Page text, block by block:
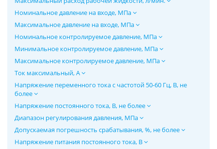
Номинальное давление на входе, МПа
Максимальное давление на входе, МПа
Номинальное контролируемое давление, МПа
Минимальное контролируемое давление, МПа
Максимальное контролируемое давление, МПа
Ток максимальный, А
Напряжение переменного тока с частотой 50-60 Гц, В, не
более
Напряжение постоянного тока, В, не более
Диапазон регулирования давления, МПа
Допускаемая погрешность срабатывания, %, не более
Напряжение питания постоянного тока, В